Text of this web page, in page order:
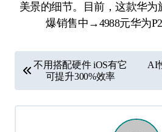
美景的细节。目前，这款华为
爆销售中→4988元华为
章
导
不用搭配硬件 iOS有它
可提升300%效率
AI